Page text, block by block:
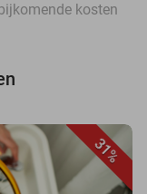
kosten
31%